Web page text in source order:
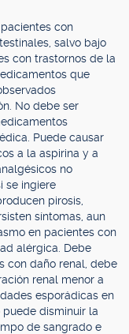
con
salvo bajo
con trastornos de la
que
No debe ser
Puede causar
a la aspirina y a
no
se ingiere
pirosis,
síntomas, aun
en pacientes con
alérgica. Debe
con daño renal, debe
renal menor a
esporádicas en
disminuir la
de sangrado e